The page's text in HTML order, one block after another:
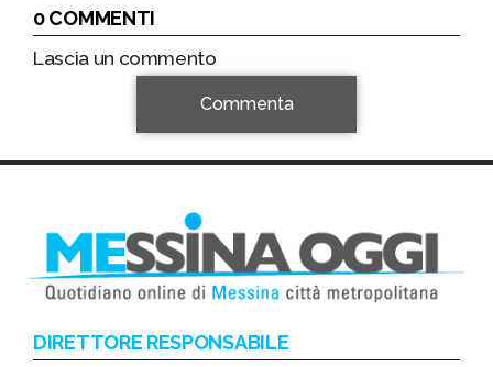
0 COMMENTI
Lascia un commento
Commenta
DIRETTORE RESPONSABILE